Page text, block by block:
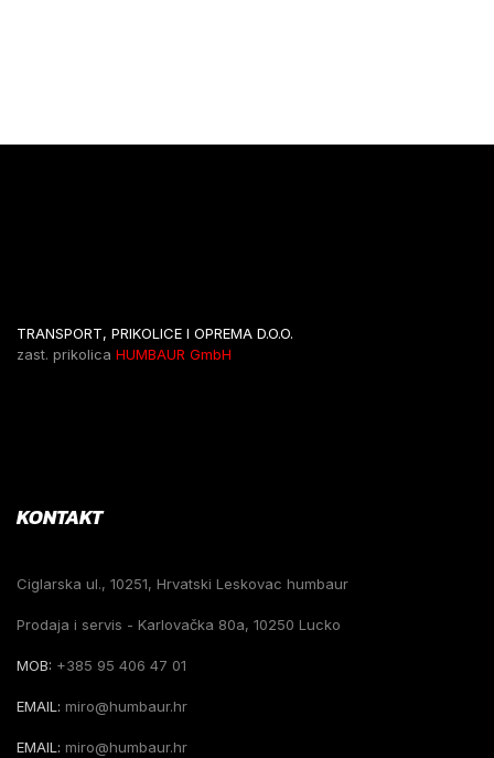
TRANSPORT, PRIKOLICE I OPREMA D.O.O.
zast. prikolica HUMBAUR GmbH
KONTAKT
Ciglarska ul., 10251, Hrvatski Leskovac humbaur
Prodaja i servis - Karlovačka 80a, 10250 Lucko
MOB: +385 95 406 47 01
EMAIL: miro@humbaur.hr
EMAIL: miro@humbaur.hr